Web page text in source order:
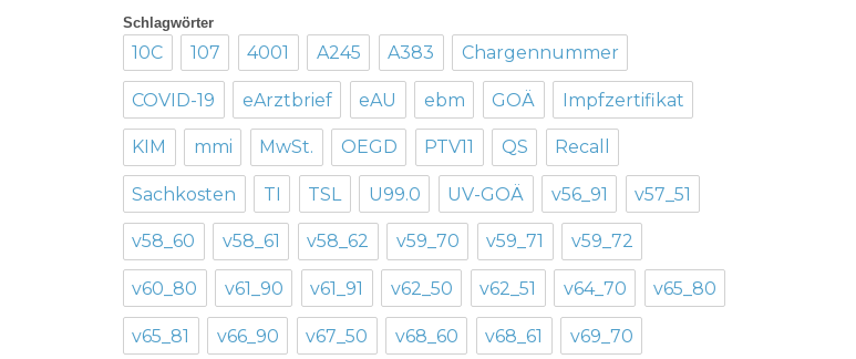
Schlagwörter
10C 107 4001 A245 A383 Chargennummer
COVID-19 eArztbrief eAU ebm GOÄ Impfzertifikat
KIM mmi MwSt. OEGD PTV11 QS Recall
Sachkosten TI TSL U99.0 UV-GOÄ v56_91 v57_51
v58_60 v58_61 v58_62 v59_70 v59_71 v59_72
v60_80 v61_90 v61_91 v62_50 v62_51 v64_70 v65_80
v65_81 v66_90 v67_50 v68_60 v68_61 v69_70